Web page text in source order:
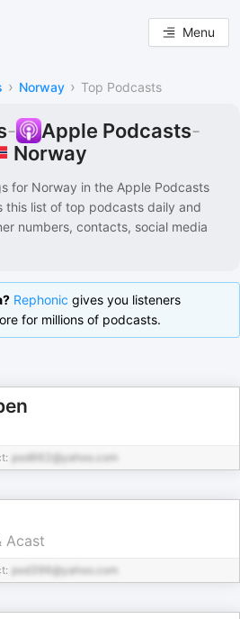
Menu
› Norway › Top Podcasts
- Apple Podcasts-
Norway
for Norway in the Apple Podcasts
this list of top podcasts daily and
numbers, contacts, social media
Rephonic gives you listeners
for millions of podcasts.
pod662@yahoo.com
Acast
pod396@yahoo.com